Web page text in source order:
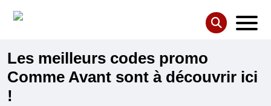
Les meilleurs codes promo
Comme Avant sont à découvrir ici
!